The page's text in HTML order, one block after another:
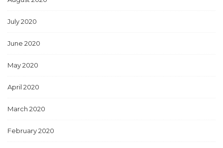
July 2020
June 2020
May 2020
April 2020
March 2020
February 2020